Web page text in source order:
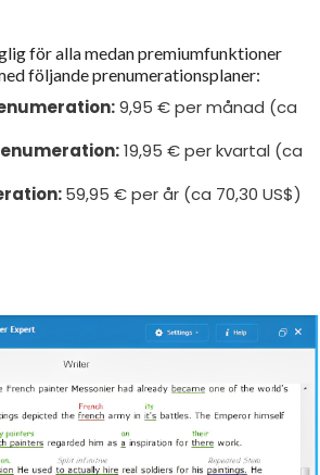
för alla medan premiumfunktioner
följande prenumerationsplaner:
9,95 € per månad (ca
19,95 € per kvartal (ca
59,95 € per år (ca 70,30 US$)